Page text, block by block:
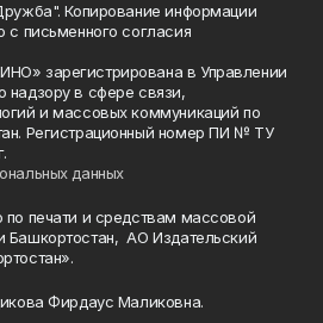
Копирование информации
с письменного согласия
зарегистрирована в Управлении
в сфере связи,
и массовых коммуникаций по
Регистрационный номер ПИ № ТУ
данных
печати и средствам массовой
Башкортостан, АО Издательский
Фирдаус Маликовна.